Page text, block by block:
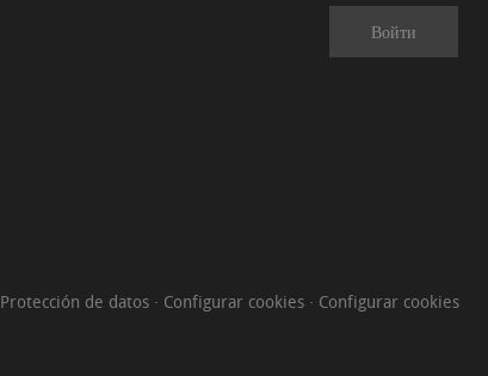
Войти
Protección de datos · Configurar cookies · Configurar cookies